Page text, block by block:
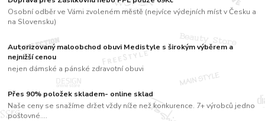
Osobní odběr ve Vámi zvoleném městě (nejvíce výdejních míst v Česku a
na Slovensku)
Autorizovaný maloobchod obuvi Medistyle s širokým výběrem a
nejnižší cenou
nejen dámské a pánské zdravotní obuvi
Přes 90% položek skladem- online sklad
Naše ceny se snažíme držet vždy níže než konkurence. 7+ výrobců jedno
poštovné....